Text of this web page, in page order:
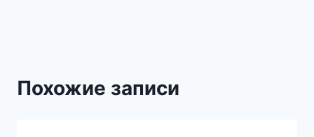
Похожие записи